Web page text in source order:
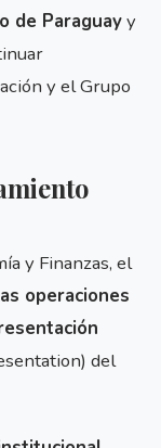
de Paraguayy
y el Grupo
y Finanzas, el
operaciones
del